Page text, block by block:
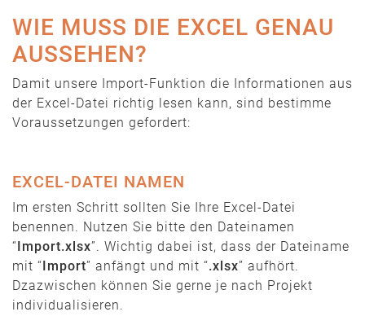
WIE MUSS DIE EXCEL GENAU
AUSSEHEN?
Damit unsere Import-Funktion die Informationen aus
der Excel-Datei richtig lesen kann, sind bestimme
Voraussetzungen gefordert:
EXCEL-DATEI NAMEN
Im ersten Schritt sollten Sie Ihre Excel-Datei
benennen. Nutzen Sie bitte den Dateinamen
“ Import.xlsx”. Wichtig dabei ist, dass der Dateiname
mit “ Import” anfängt und mit “.xlsx” aufhört.
Dzazwischen können Sie gerne je nach Projekt
individualisieren.